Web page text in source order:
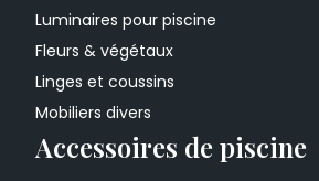
Luminaires pour piscine
Fleurs & végétaux
Linges et coussins
Mobiliers divers
Accessoires de piscine